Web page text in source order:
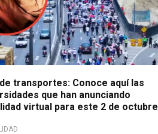
transportes: Conoce aquí las
que han anunciando
virtual para este 2 de octubre